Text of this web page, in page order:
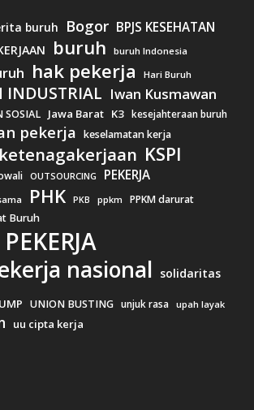
buruh Bogor BPJS KESEHATAN
buruh buruh Indonesia
hak pekerja Hari Buruh
INDUSTRIAL Iwan Kusmawan
SOSIAL Jawa Barat K3 kesejahteraan buruh
pekerja keselamatan kerja
ketenagakerjaan KSPI
OUTSOURCING PEKERJA
PHK PKB ppkm PPKM darurat
Buruh
nasional solidaritas
UMP UNION BUSTING unjuk rasa upah layak
uu cipta kerja